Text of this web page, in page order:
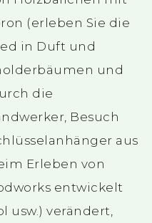
(erleben Sie die
in Duft und
und
die
Besuch
aus
Erleben von
entwickelt
usw.) verändert,